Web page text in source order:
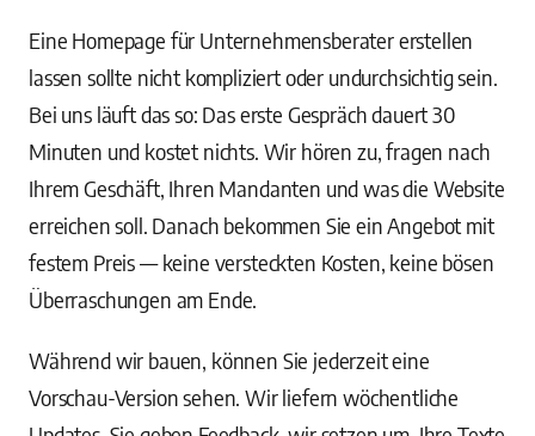
Eine Homepage für Unternehmensberater erstellen
lassen sollte nicht kompliziert oder undurchsichtig sein.
Bei uns läuft das so: Das erste Gespräch dauert 30
Minuten und kostet nichts. Wir hören zu, fragen nach
Ihrem Geschäft, Ihren Mandanten und was die Website
erreichen soll. Danach bekommen Sie ein Angebot mit
festem Preis — keine versteckten Kosten, keine bösen
Überraschungen am Ende.
Während wir bauen, können Sie jederzeit eine
Vorschau-Version sehen. Wir liefern wöchentliche